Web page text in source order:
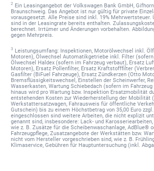
2 Ein Leasingangebot der Volkswagen Bank GmbH,
Braunschweig. Das Angebot ist nur gültig für private
vorausgesetzt. Alle Preise sind inkl. 19% Mehrwertsteuer.
sind in der Leasingrate bereits enthalten.
berechnet. Irrtümer und Änderungen vorbehalten.
gegen Mehrpreis.
3 Leistungsumfang: Inspektionen, Motorölwechsel inkl.
Motoren), Ölwechsel Automatikgetriebe inkl. Filter (sofern
Ölwechsel Haldex (sofern im Fahrzeug verbaut), Ersatz
Motoren), Ersatz Pollenfilter, Ersatz Kraftstofffilter
Gasfilter (BiFuel Fahrzeuge), Ersatz Zündkerzen (Otto
Bremsflüssigkeitswechsel, Einstellen der Scheinwerfer,
Wasserkasten, Wartung Schiebedach (sofern im
hinaus wird pro Wartung bzw. Inspektion Ersatzmobilität
entstehenden Kosten zur Wiederherstellung der Mobilität
Werkstattersatzwagen, Fahrausweis für öffentliche
Gutschein) bis zu einem Höchstbetrag von 35,00 Euro
eingeschlossen sind weitere Arbeiten, die nicht explizit
genannt sind, insbesondere: Lack- und
wie z. B. Zusätze für die Scheibenwaschanlage, AdBlue®
Fahrzeugpflege, Zusatzangebote der Werkstätten bzw.
nicht vom Hersteller vorgeschrieben sind, wie z. B.
Klimaservice, Gebühren für Hauptuntersuchung (inkl.